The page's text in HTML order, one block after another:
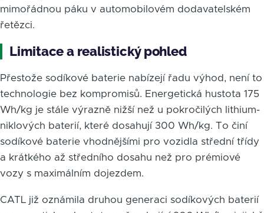
mimořádnou páku v automobilovém dodavatelském
řetězci.
Limitace a realistický pohled
Přestože sodíkové baterie nabízejí řadu výhod, není to
technologie bez kompromisů. Energetická hustota 175
Wh/kg je stále výrazně nižší než u pokročilých lithium-
niklových baterií, které dosahují 300 Wh/kg. To činí
sodíkové baterie vhodnějšími pro vozidla střední třídy
a krátkého až středního dosahu než pro prémiové
vozy s maximálním dojezdem.
CATL již oznámila druhou generaci sodíkových baterií